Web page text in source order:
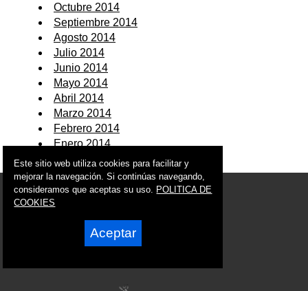
Octubre 2014
Septiembre 2014
Agosto 2014
Julio 2014
Junio 2014
Mayo 2014
Abril 2014
Marzo 2014
Febrero 2014
Enero 2014
© 2005 - 2026 Ciudad de Murcia
info@ciudaddemurcia.es
Síguenos en:
Este sitio web utiliza cookies para facilitar y
mejorar la navegación. Si continúas navegando,
consideramos que aceptas su uso. POLITICA DE
COOKIES
Aceptar